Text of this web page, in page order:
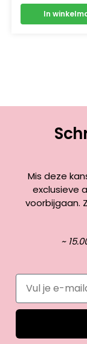
In
Mis deze
exclusieve
voorbijgaan.
~